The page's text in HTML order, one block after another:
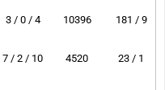
3 / 0 / 4 10396 181 / 9
7 / 2 / 10 4520 23 / 1